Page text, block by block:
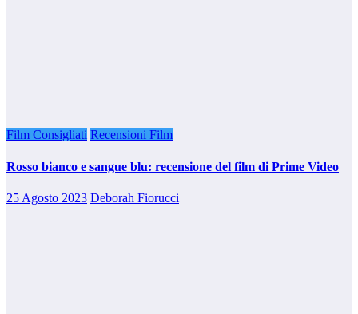
Film Consigliati Recensioni Film
Rosso bianco e sangue blu: recensione del film di Prime Video
25 Agosto 2023 Deborah Fiorucci